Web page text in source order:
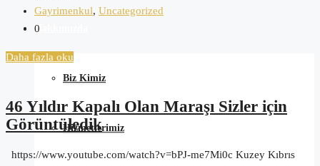
Hakkımızda
Biz Kimiz
Hizmetlerimiz
Gayrimenkul, Uncategorized
0
Daha fazla oku
46 Yıldır Kapalı Olan Maraşı Sizler için
Görüntüledik
https://www.youtube.com/watch?v=bPJ-me7Mi0c Kuzey Kıbrıs